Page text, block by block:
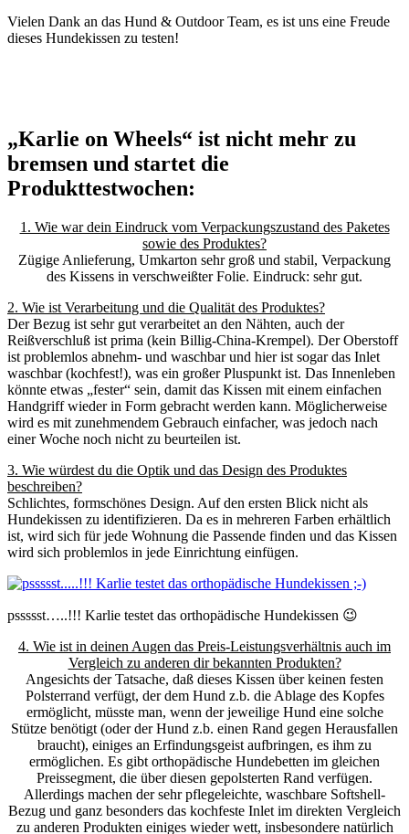
Vielen Dank an das Hund & Outdoor Team, es ist uns eine Freude
dieses Hundekissen zu testen!
„Karlie on Wheels“ ist nicht mehr zu
bremsen und startet die
Produkttestwochen:
1. Wie war dein Eindruck vom Verpackungszustand des Paketes
sowie des Produktes?
Zügige Anlieferung, Umkarton sehr groß und stabil, Verpackung
des Kissens in verschweißter Folie. Eindruck: sehr gut.
2. Wie ist Verarbeitung und die Qualität des Produktes?
Der Bezug ist sehr gut verarbeitet an den Nähten, auch der
Reißverschluß ist prima (kein Billig-China-Krempel). Der Oberstoff
ist problemlos abnehm- und waschbar und hier ist sogar das Inlet
waschbar (kochfest!), was ein großer Pluspunkt ist. Das Innenleben
könnte etwas „fester“ sein, damit das Kissen mit einem einfachen
Handgriff wieder in Form gebracht werden kann. Möglicherweise
wird es mit zunehmendem Gebrauch einfacher, was jedoch nach
einer Woche noch nicht zu beurteilen ist.
3. Wie würdest du die Optik und das Design des Produktes
beschreiben?
Schlichtes, formschönes Design. Auf den ersten Blick nicht als
Hundekissen zu identifizieren. Da es in mehreren Farben erhältlich
ist, wird sich für jede Wohnung die Passende finden und das Kissen
wird sich problemlos in jede Einrichtung einfügen.
pssssst…..!!! Karlie testet das orthopädische Hundekissen 😉
4. Wie ist in deinen Augen das Preis-Leistungsverhältnis auch im
Vergleich zu anderen dir bekannten Produkten?
Angesichts der Tatsache, daß dieses Kissen über keinen festen
Polsterrand verfügt, der dem Hund z.b. die Ablage des Kopfes
ermöglicht, müsste man, wenn der jeweilige Hund eine solche
Stütze benötigt (oder der Hund z.b. einen Rand gegen Herausfallen
braucht), einiges an Erfindungsgeist aufbringen, es ihm zu
ermöglichen. Es gibt orthopädische Hundebetten im gleichen
Preissegment, die über diesen gepolsterten Rand verfügen.
Allerdings machen der sehr pflegeleichte, waschbare Softshell-
Bezug und ganz besonders das kochfeste Inlet im direkten Vergleich
zu anderen Produkten einiges wieder wett, insbesondere natürlich